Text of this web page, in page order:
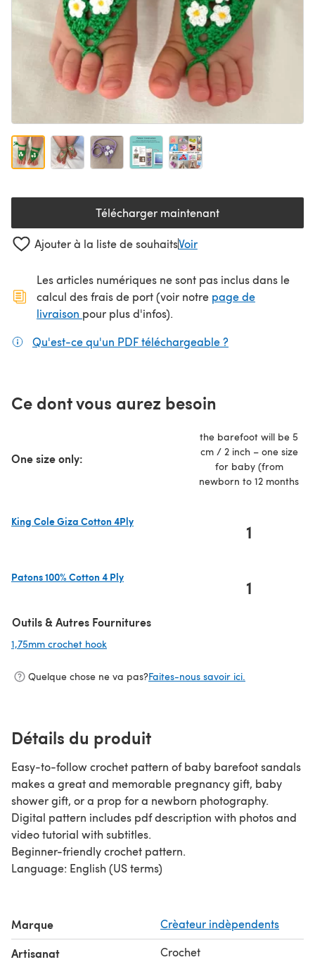
Télécharger maintenant(s'ouvre dans un nouvel
Ajouter à la liste de souhaitsVoir
Les articles numériques ne sont pas inclus dans le
calcul des frais de port (voir notre page de
livraison (s'ouvre dans un nouvel onglet)
pour plus d'infos).
Qu'est-ce qu'un PDF téléchargeable ?
Ce dont vous aurez besoin
One size only:
the barefoot will be 5
cm / 2 inch – one size
for baby (from
newborn to 12 months
King Cole Giza Cotton 4Ply
1
Patons 100% Cotton 4 Ply
1
Outils & Autres Fournitures
1,75mm crochet hook
Quelque chose ne va pas?Faites-nous savoir ici.
Détails du produit
Easy-to-follow crochet pattern of baby barefoot sandals
makes a great and memorable pregnancy gift, baby
shower gift, or a prop for a newborn photography.
Digital pattern includes pdf description with photos and
video tutorial with subtitles.
Beginner-friendly crochet pattern.
Language: English (US terms)
Marque Crèateur indèpendents
Artisanat Crochet